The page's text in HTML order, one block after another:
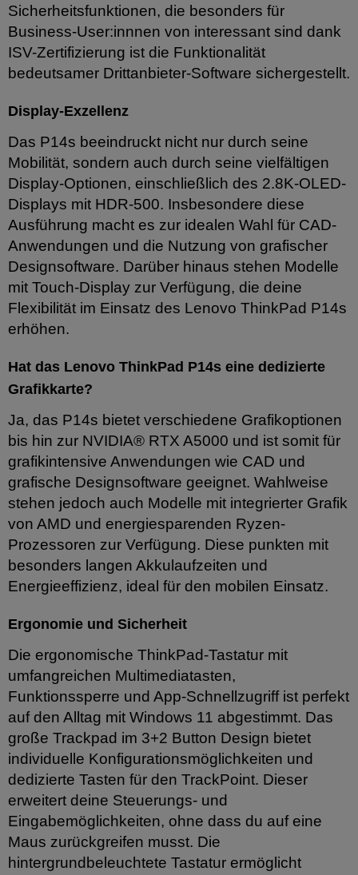
Sicherheitsfunktionen, die besonders für
Business-User:innnen von interessant sind dank
ISV-Zertifizierung ist die Funktionalität
bedeutsamer Drittanbieter-Software sichergestellt.
Display-Exzellenz
Das P14s beeindruckt nicht nur durch seine
Mobilität, sondern auch durch seine vielfältigen
Display-Optionen, einschließlich des 2.8K-OLED-
Displays mit HDR-500. Insbesondere diese
Ausführung macht es zur idealen Wahl für CAD-
Anwendungen und die Nutzung von grafischer
Designsoftware. Darüber hinaus stehen Modelle
mit Touch-Display zur Verfügung, die deine
Flexibilität im Einsatz des Lenovo ThinkPad P14s
erhöhen.
Hat das Lenovo ThinkPad P14s eine dedizierte
Grafikkarte?
Ja, das P14s bietet verschiedene Grafikoptionen
bis hin zur NVIDIA® RTX A5000 und ist somit für
grafikintensive Anwendungen wie CAD und
grafische Designsoftware geeignet. Wahlweise
stehen jedoch auch Modelle mit integrierter Grafik
von AMD und energiesparenden Ryzen-
Prozessoren zur Verfügung. Diese punkten mit
besonders langen Akkulaufzeiten und
Energieeffizienz, ideal für den mobilen Einsatz.
Ergonomie und Sicherheit
Die ergonomische ThinkPad-Tastatur mit
umfangreichen Multimediatasten,
Funktionssperre und App-Schnellzugriff ist perfekt
auf den Alltag mit Windows 11 abgestimmt. Das
große Trackpad im 3+2 Button Design bietet
individuelle Konfigurationsmöglichkeiten und
dedizierte Tasten für den TrackPoint. Dieser
erweitert deine Steuerungs- und
Eingabemöglichkeiten, ohne dass du auf eine
Maus zurückgreifen musst. Die
hintergrundbeleuchtete Tastatur ermöglicht